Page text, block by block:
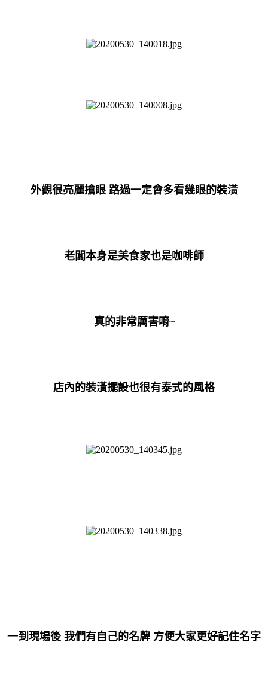
外觀很亮麗搶眼 路過一定會多看幾眼的裝潢
老闆本身是美食家也是咖啡師
真的非常厲害唷~
店內的裝潢擺設也很有泰式的風格
一到現場後 我們有自己的名牌 方便大家更好記住名字